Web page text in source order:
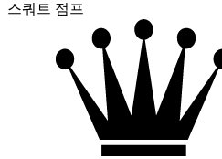
스쿼트 점프